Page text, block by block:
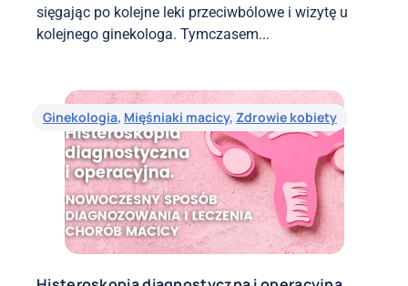
sięgając po kolejne leki przeciwbólowe i wizytę u
kolejnego ginekologa. Tymczasem...
Ginekologia, Mięśniaki macicy, Zdrowie kobiety